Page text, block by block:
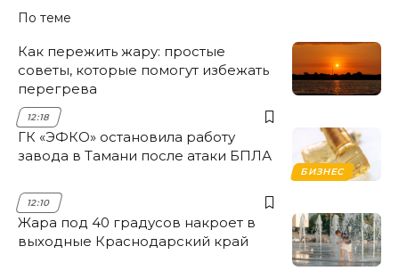
По теме
Как пережить жару: простые
советы, которые помогут избежать
перегрева
12:18
БИЗНЕС
ГК «ЭФКО» остановила работу
завода в Тамани после атаки БПЛА
12:10
Жара под 40 градусов накроет в
выходные Краснодарский край